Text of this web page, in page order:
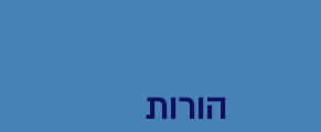
הורות